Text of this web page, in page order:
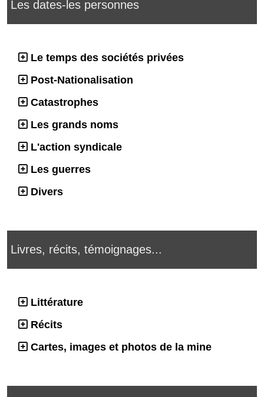
Les dates-les personnes
Le temps des sociétés privées
Post-Nationalisation
Catastrophes
Les grands noms
L'action syndicale
Les guerres
Divers
Livres, récits, témoignages...
Littérature
Récits
Cartes, images et photos de la mine